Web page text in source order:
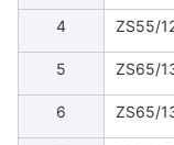
4 ZS55/
5 ZS65/
6 ZS65/